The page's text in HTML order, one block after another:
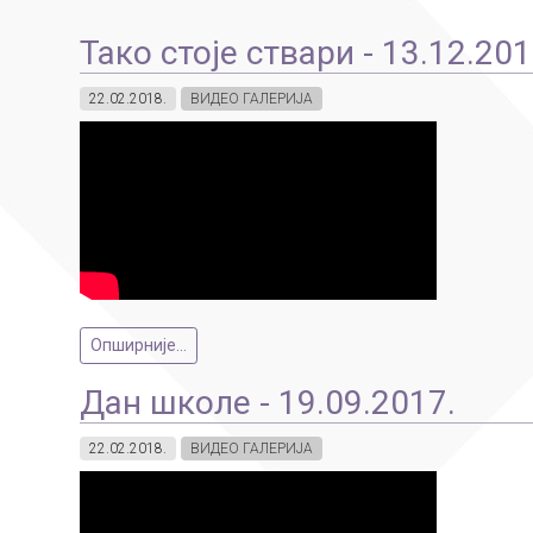
Тако стоје ствари -
22.02.2018. ВИДЕО ГАЛЕРИЈА
Опширније...
Дан школе - 19.09.2017.
22.02.2018. ВИДЕО ГАЛЕРИЈА